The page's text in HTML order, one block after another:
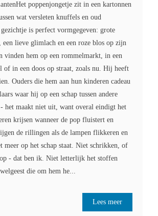
poppenjongetje zit in een kartonnen
wat versleten knuffels en oud
is perfect vormgegeven: grote
een lieve glimlach en een roze blos op zijn
vinden hem op een rommelmarkt, in een
in een doos op straat, zoals nu. Hij heeft
Ouders die hem aan hun kinderen cadeau
waar hij op een schap tussen andere
het maakt niet uit, want overal eindigt het
krijsen wanneer de pop fluistert en
de rillingen als de lampen flikkeren en
meer op het schap staat. Niet schrikken, of
- dat ben ik. Niet letterlijk het stoffen
die om hem he...
Lees meer